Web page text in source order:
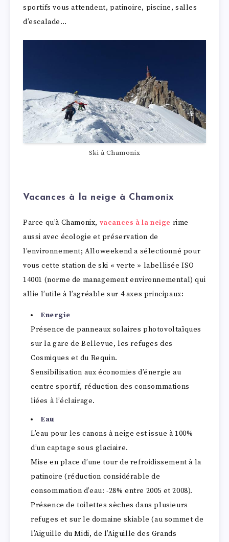
sportifs vous attendent, patinoire, piscine, salles
d’escalade…
Ski à Chamonix
Vacances à la neige à Chamonix
Parce qu’à Chamonix, vacances à la neige rime
aussi avec écologie et préservation de
l’environnement; Alloweekend a sélectionné pour
vous cette station de ski « verte » labellisée ISO
14001 (norme de management environnemental) qui
allie l’utile à l’agréable sur 4 axes principaux:
Energie
Présence de panneaux solaires photovoltaïques
sur la gare de Bellevue, les refuges des
Cosmiques et du Requin.
Sensibilisation aux économies d’énergie au
centre sportif, réduction des consommations
liées à l’éclairage.
Eau
L’eau pour les canons à neige est issue à 100%
d’un captage sous glaciaire.
Mise en place d’une tour de refroidissement à la
patinoire (réduction considérable de
consommation d’eau: -28% entre 2005 et 2008).
Présence de toilettes sèches dans plusieurs
refuges et sur le domaine skiable (au sommet de
l’Aiguille du Midi, de l’Aiguille des Grands